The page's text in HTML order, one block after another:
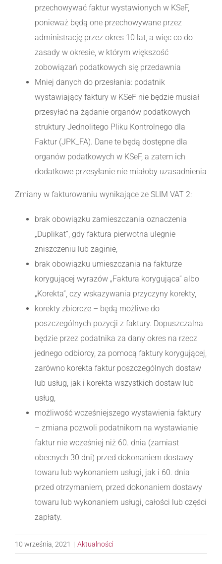
przechowywać faktur wystawionych w KSeF,
ponieważ będą one przechowywane przez
administrację przez okres 10 lat, a więc co do
zasady w okresie, w którym większość
zobowiązań podatkowych się przedawnia
Mniej danych do przesłania: podatnik
wystawiający faktury w KSeF nie będzie musiał
przesyłać na żądanie organów podatkowych
struktury Jednolitego Pliku Kontrolnego dla
Faktur (JPK_FA). Dane te będą dostępne dla
organów podatkowych w KSeF, a zatem ich
dodatkowe przesyłanie nie miałoby uzasadnienia
Zmiany w fakturowaniu wynikające ze SLIM VAT 2:
brak obowiązku zamieszczania oznaczenia
„Duplikat”, gdy faktura pierwotna ulegnie
zniszczeniu lub zaginie,
brak obowiązku umieszczania na fakturze
korygującej wyrazów „Faktura korygująca” albo
„Korekta”, czy wskazywania przyczyny korekty,
korekty zbiorcze – będą możliwe do
poszczególnych pozycji z faktury. Dopuszczalna
będzie przez podatnika za dany okres na rzecz
jednego odbiorcy, za pomocą faktury korygującej,
zarówno korekta faktur poszczególnych dostaw
lub usług, jak i korekta wszystkich dostaw lub
usług,
możliwość wcześniejszego wystawienia faktury
– zmiana pozwoli podatnikom na wystawianie
faktur nie wcześniej niż 60. dnia (zamiast
obecnych 30 dni) przed dokonaniem dostawy
towaru lub wykonaniem usługi, jak i 60. dnia
przed otrzymaniem, przed dokonaniem dostawy
towaru lub wykonaniem usługi, całości lub części
zapłaty.
10 września, 2021 | Aktualności